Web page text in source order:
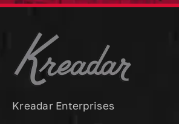
Kreadar Enterprises